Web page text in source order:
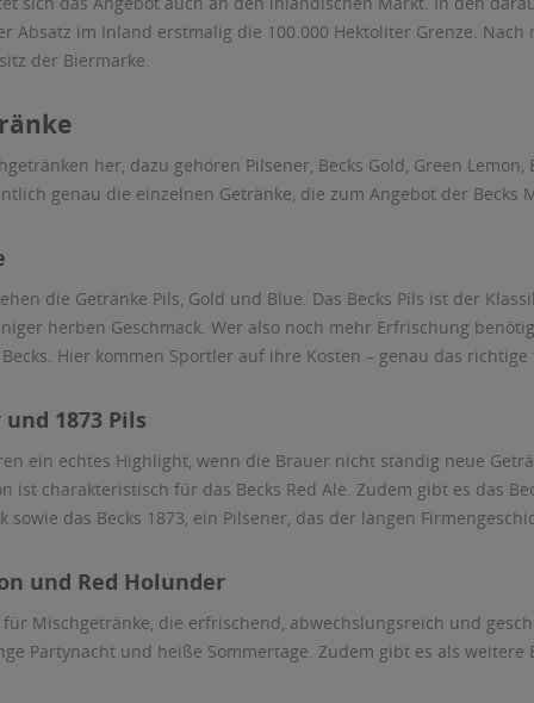
Absatz im Inland erstmalig die 100.000 Hektoliter Grenze.
der Biermarke.
her, dazu gehören Pilsener, Becks Gold, Green Lemon,
genau die einzelnen Getränke, die zum Angebot der Becks
die Getränke Pils, Gold und Blue. Das Becks Pils ist der
herben Geschmack. Wer also noch mehr Erfrischung
Hier kommen Sportler auf ihre Kosten – genau das
1873 Pils
ein echtes Highlight, wenn die Brauer nicht ständig neue
charakteristisch für das Becks Red Ale. Zudem gibt es das
das Becks 1873, ein Pilsener, das der langen
und Red Holunder
Mischgetränke, die erfrischend, abwechslungsreich und
Partynacht und heiße Sommertage. Zudem gibt es als